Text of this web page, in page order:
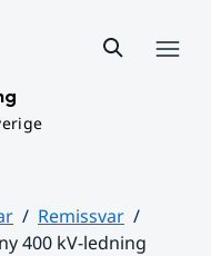
Remissvar
400 kV-ledning